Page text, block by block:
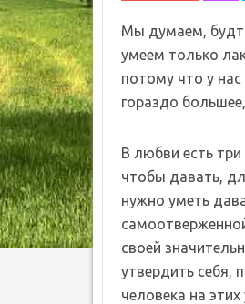
Мы думаем,
умеем только
потому что у
гораздо
В любви есть
чтобы давать,
нужно уметь
своей
утвердить себя,
человека на